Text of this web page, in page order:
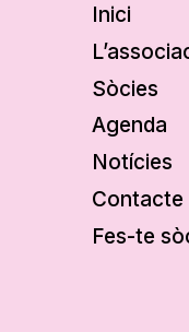
Inici
Sòcies
Agenda
Notícies
Contacte
Fes-te